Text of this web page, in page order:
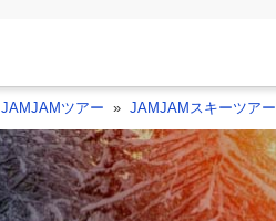
JAMJAMツアー JAMJAMスキーツアー